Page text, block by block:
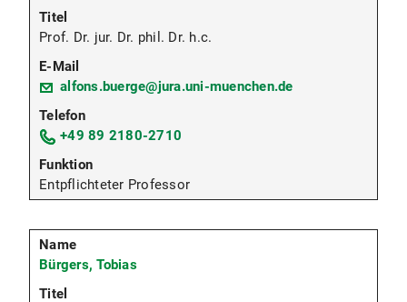
Prof. Dr. jur. Dr. phil. Dr. h.c.
alfons.buerge@jura.uni-muenchen.de
+49 89 2180-2710
Entpflichteter Professor
Bürgers, Tobias